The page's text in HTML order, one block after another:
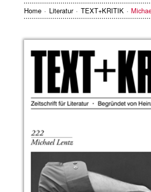
Home Literatur TEXT+KRITIK